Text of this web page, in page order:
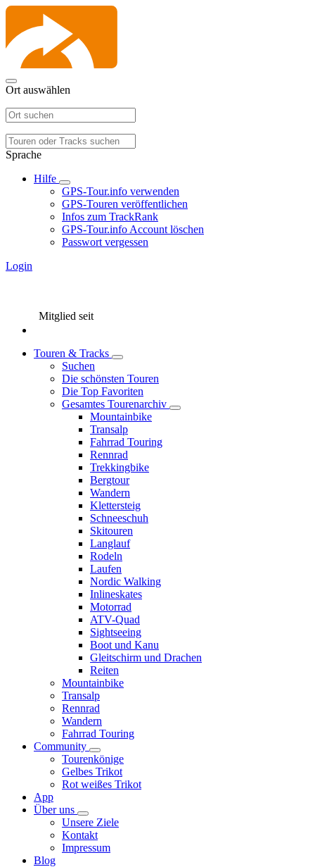
Ort auswählen
Sprache
Hilfe
GPS-Tour.info verwenden
GPS-Touren veröffentlichen
Infos zum TrackRank
GPS-Tour.info Account löschen
Passwort vergessen
Login
Mitglied seit
Touren & Tracks
Suchen
Die schönsten Touren
Die Top Favoriten
Gesamtes Tourenarchiv
Mountainbike
Transalp
Fahrrad Touring
Rennrad
Trekkingbike
Bergtour
Wandern
Klettersteig
Schneeschuh
Skitouren
Langlauf
Rodeln
Laufen
Nordic Walking
Inlineskates
Motorrad
ATV-Quad
Sightseeing
Boot und Kanu
Gleitschirm und Drachen
Reiten
Mountainbike
Transalp
Rennrad
Wandern
Fahrrad Touring
Community
Tourenkönige
Gelbes Trikot
Rot weißes Trikot
App
Über uns
Unsere Ziele
Kontakt
Impressum
Blog